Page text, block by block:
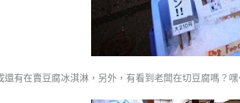
還有在賣豆腐冰淇淋，另外，有看到老闆在切豆腐嗎？